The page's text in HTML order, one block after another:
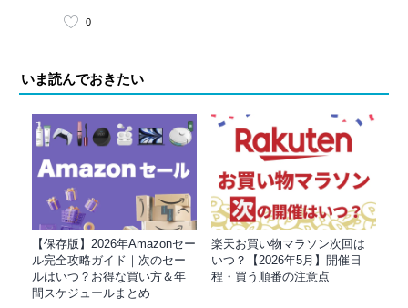
0
いま読んでおきたい
【保存版】2026年Amazonセー
ル完全攻略ガイド｜次のセー
ルはいつ？お得な買い方＆年
間スケジュールまとめ
楽天お買い物マラソン次回は
いつ？【2026年5月】開催日
程・買う順番の注意点